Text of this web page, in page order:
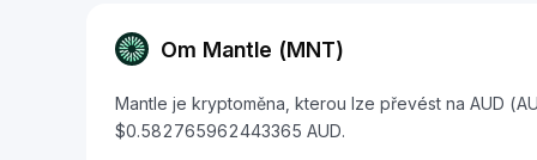
Om Mantle (MNT)
Mantle je kryptoměna, kterou lze převést na AUD
$0.582765962443365 AUD.